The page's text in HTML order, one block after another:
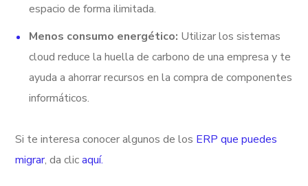
espacio de forma ilimitada.
Menos consumo energético: Utilizar los sistemas
cloud reduce la huella de carbono de una empresa y te
ayuda a ahorrar recursos en la compra de componentes
informáticos.
Si te interesa conocer algunos de los ERP que puedes
migrar, da clicaquí.